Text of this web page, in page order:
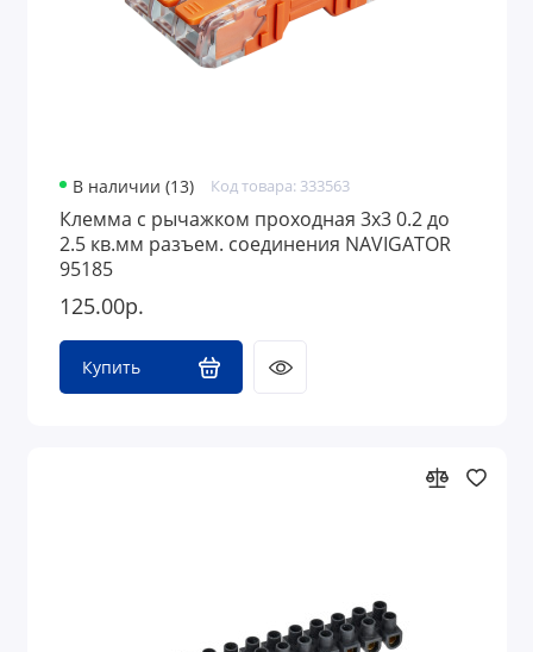
В наличии (13) Код товара: 333563
Клемма с рычажком проходная 3х3 0.2 до
2.5 кв.мм разъем. соединения NAVIGATOR
95185
125.00р.
Купить